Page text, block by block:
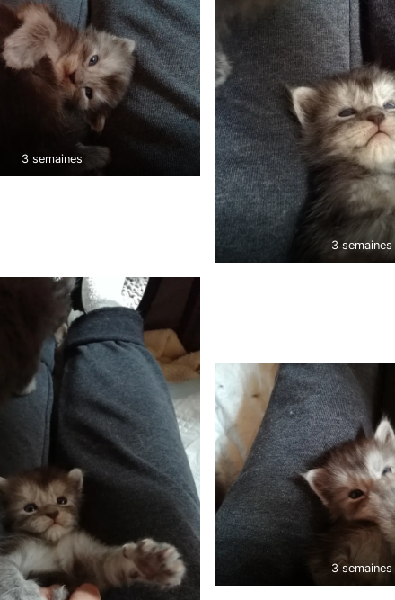
3 semaines
3 semaines
3 semaines